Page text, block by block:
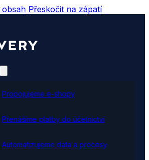
Přeskočit na zápatí
Propojujeme e-shopy
Přenášíme platby do účetnictví
Automatizujeme data a procesy